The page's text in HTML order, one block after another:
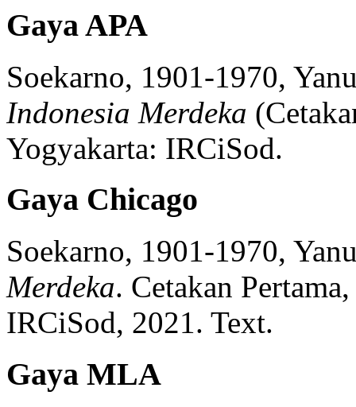
Gaya APA
Soekarno, 1901-1970,
Indonesia Merdeka (
Yogyakarta: IRCiSod.
Gaya Chicago
Soekarno, 1901-1970,
Merdeka. Cetakan
IRCiSod, 2021. Text.
Gaya MLA